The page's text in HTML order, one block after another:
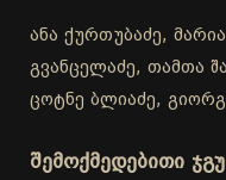
ანა ქურთუბაძე,
გვანცელაძე, თამთა
ცოტნე ბლიაძე,
შემოქმედებითი